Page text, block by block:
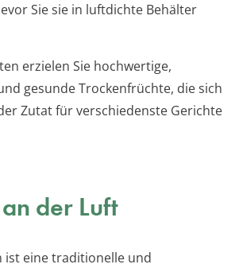
Sie sie in luftdichte Behälter
erzielen Sie hochwertige,
gesunde Trockenfrüchte, die sich
Zutat für verschiedenste Gerichte
der Luft
ist eine traditionelle und